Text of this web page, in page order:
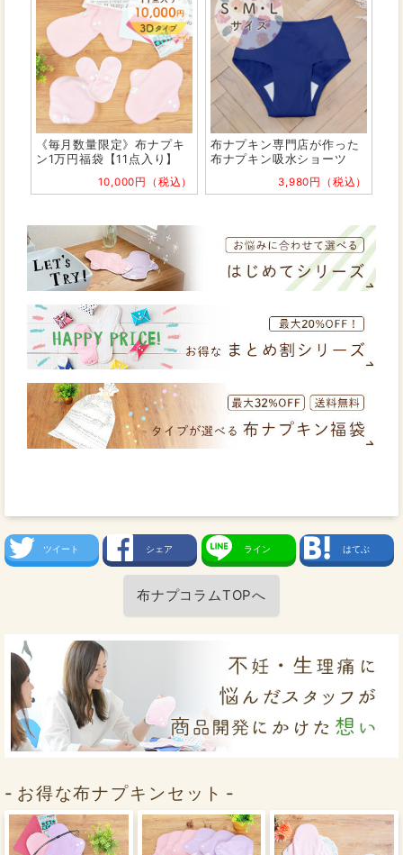
《毎月数量限定》布ナプキ
ン1万円福袋【11点入り】
10,000円（税込）
布ナプキン専門店が作った
布ナプキン吸水ショーツ
3,980円（税込）
ツイート シェア ライン はてぶ
布ナプコラムTOPへ
お得な布ナプキンセット